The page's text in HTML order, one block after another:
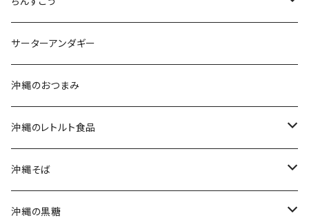
沖縄そばセット
生麺・乾麺
三枚肉そば(ラフテーそば)
沖縄南風堂
新垣菓子店
名嘉真製菓本舗
珍品堂
サーターアンダギー
沖縄のおつまみ
沖縄のレトルト食品
ポークランチョンミート
ラフテー(三枚肉)
沖縄そば
生麺・乾麺
沖縄の黒糖